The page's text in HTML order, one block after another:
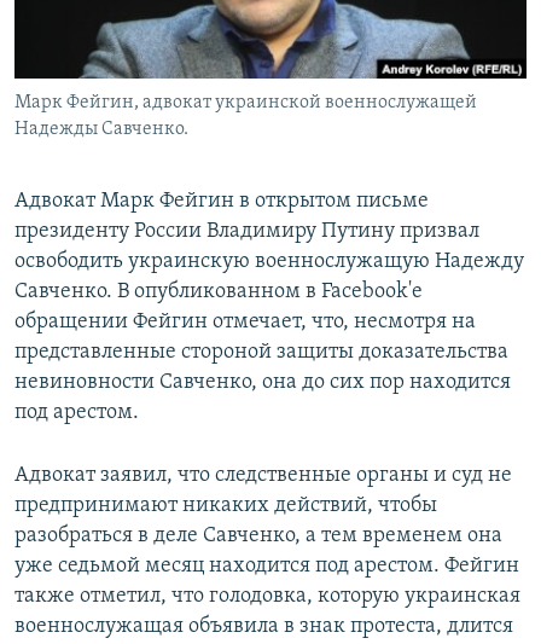
Марк Фейгин, адвокат украинской военнослужащей
Надежды Савченко.
Адвокат Марк Фейгин в открытом письме
президенту России Владимиру Путину призвал
освободить украинскую военнослужащую Надежду
Савченко. В опубликованном в Facebook'e
обращении Фейгин отмечает, что, несмотря на
представленные стороной защиты доказательства
невиновности Савченко, она до сих пор находится
под арестом.
Адвокат заявил, что следственные органы и суд не
предпринимают никаких действий, чтобы
разобраться в деле Савченко, а тем временем она
уже седьмой месяц находится под арестом. Фейгин
также отметил, что голодовка, которую украинская
военнослужащая объявила в знак протеста, длится